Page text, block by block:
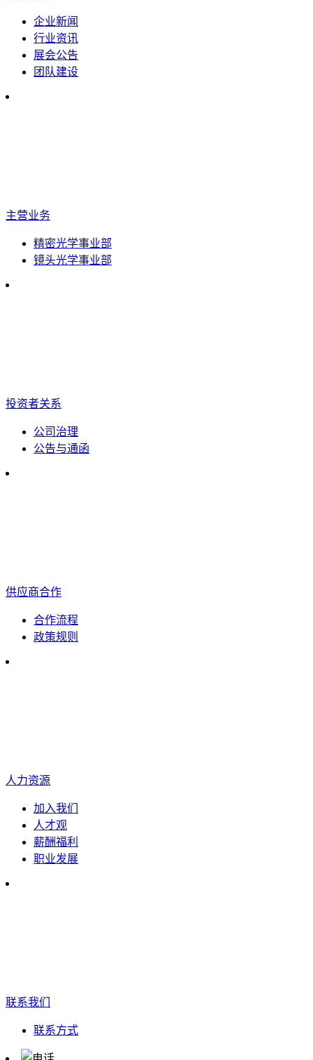
企业新闻
行业资讯
展会公告
团队建设
主营业务
精密光学事业部
镜头光学事业部
投资者关系
公司治理
公告与通函
供应商合作
合作流程
政策规则
人力资源
加入我们
人才观
薪酬福利
职业发展
联系我们
联系方式